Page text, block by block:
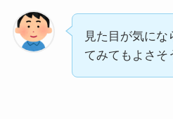
見た目が気に
てみてもよさそ